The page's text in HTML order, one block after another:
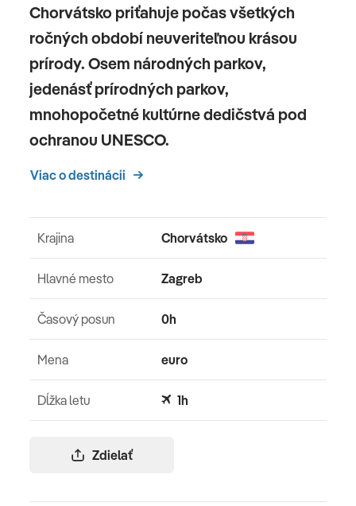
Chorvátsko priťahuje počas všetkých
ročných období neuveriteľnou krásou
prírody. Osem národných parkov,
jedenásť prírodných parkov,
mnohopočetné kultúrne dedičstvá pod
ochranou UNESCO.
Viac o destinácii
Zdielať
Krajina Chorvátsko
Hlavné mesto Zagreb
Časový posun 0h
Mena euro
Dĺžka letu 1h